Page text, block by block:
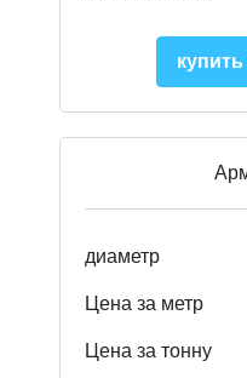
диаметр
Цена за метр
Цена за тонну